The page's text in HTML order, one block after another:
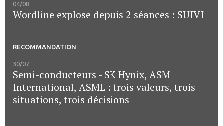
04/08
Wordline explose depuis 2 séances : SUIVI
RECOMMANDATION
30/07
Semi-conducteurs - SK Hynix, ASM
International, ASML : trois valeurs, trois
situations, trois décisions